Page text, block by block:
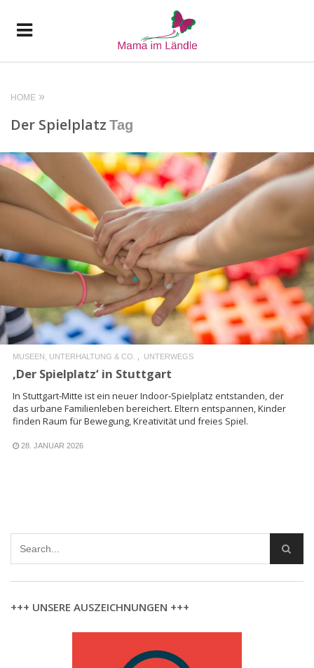
HOME
Der Spielplatz Tag
READ MORE
MUSEEN, UNTERHALTUNG & CO. UNTERWEGS
‚Der Spielplatz‘ in Stuttgart
In Stuttgart‑Mitte ist ein neuer Indoor‑Spielplatz entstanden, der
das urbane Familienleben bereichert. Eltern entspannen, Kinder
finden Raum für Bewegung, Kreativität und freies Spiel.
28. JANUAR 2026
+++ UNSERE AUSZEICHNUNGEN +++